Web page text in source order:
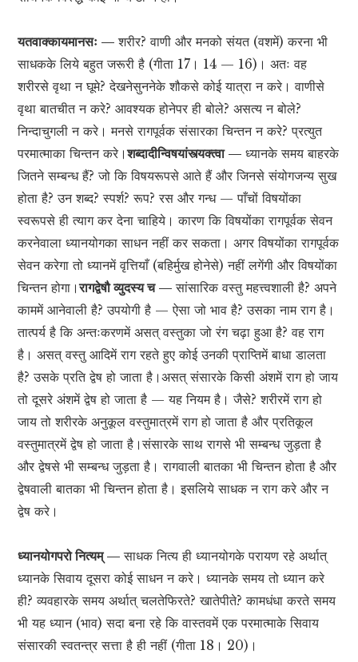
यतवाक्कायमानसः —शरीर? वाणी और मनको संयत (वशमें) करना भी
साधकके लिये बहुत जरूरी है (गीता 17। 14 — 16)। अतः वह
शरीरसे वृथा न घूमे? देखनेसुननेके शौकसे कोई यात्रा न करे। वाणीसे
वृथा बातचीत न करे? आवश्यक होनेपर ही बोले? असत्य न बोले?
निन्दाचुगली न करे। मनसे रागपूर्वक संसारका चिन्तन न करे? प्रत्युत
परमात्माका चिन्तन करे।शब्दादीन्विषयांस्त्यक्त्वा —ध्यानके समय बाहरके
जितने सम्बन्ध हैं? जो कि विषयरूपसे आते हैं और जिनसे संयोगजन्य सुख
होता है? उन शब्द? स्पर्श? रूप? रस और गन्ध — पाँचों विषयोंका
स्वरूपसे ही त्याग कर देना चाहिये। कारण कि विषयोंका रागपूर्वक सेवन
करनेवाला ध्यानयोगका साधन नहीं कर सकता। अगर विषयोंका रागपूर्वक
सेवन करेगा तो ध्यानमें वृत्तियाँ (बहिर्मुख होनेसे) नहीं लगेंगी और विषयोंका
चिन्तन होगा।रागद्वेषौ व्युदस्य च —सांसारिक वस्तु महत्त्वशाली है? अपने
काममें आनेवाली है? उपयोगी है — ऐसा जो भाव है? उसका नाम राग है।
तात्पर्य है कि अन्तःकरणमें असत् वस्तुका जो रंग चढ़ा हुआ है? वह राग
है। असत् वस्तु आदिमें राग रहते हुए कोई उनकी प्राप्तिमें बाधा डालता
है? उसके प्रति द्वेष हो जाता है।असत् संसारके किसी अंशमें राग हो जाय
तो दूसरे अंशमें द्वेष हो जाता है — यह नियम है। जैसे? शरीरमें राग हो
जाय तो शरीरके अनुकूल वस्तुमात्रमें राग हो जाता है और प्रतिकूल
वस्तुमात्रमें द्वेष हो जाता है।संसारके साथ रागसे भी सम्बन्ध जुड़ता है
और द्वेषसे भी सम्बन्ध जुड़ता है। रागवाली बातका भी चिन्तन होता है और
द्वेषवाली बातका भी चिन्तन होता है। इसलिये साधक न राग करे और न
द्वेष करे।
ध्यानयोगपरो नित्यम् —साधक नित्य ही ध्यानयोगके परायण रहे अर्थात्
ध्यानके सिवाय दूसरा कोई साधन न करे। ध्यानके समय तो ध्यान करे
ही? व्यवहारके समय अर्थात् चलतेफिरते? खातेपीते? कामधंधा करते समय
भी यह ध्यान (भाव) सदा बना रहे कि वास्तवमें एक परमात्माके सिवाय
संसारकी स्वतन्त्र सत्ता है ही नहीं (गीता 18। 20)।